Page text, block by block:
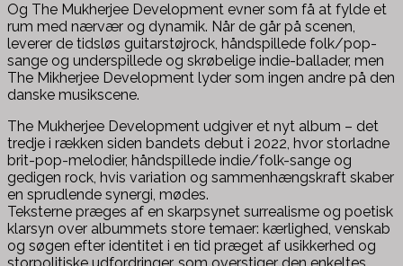
Og The Mukherjee Development evner som få at fylde et
rum med nærvær og dynamik. Når de går på scenen,
leverer de tidsløs guitarstøjrock, håndspillede folk/pop-
sange og underspillede og skrøbelige indie-ballader, men
The Mikherjee Development lyder som ingen andre på den
danske musikscene.
The Mukherjee Development udgiver et nyt album – det
tredje i rækken siden bandets debut i 2022, hvor storladne
brit-pop-melodier, håndspillede indie/folk-sange og
gedigen rock, hvis variation og sammenhængskraft skaber
en sprudlende synergi, mødes.
Teksterne præges af en skarpsynet surrealisme og poetisk
klarsyn over albummets store temaer: kærlighed, venskab
og søgen efter identitet i en tid præget af usikkerhed og